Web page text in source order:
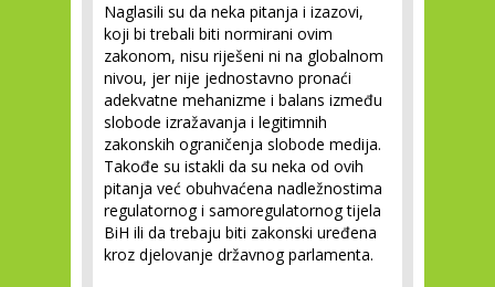
Naglasili su da neka pitanja i izazovi,
koji bi trebali biti normirani ovim
zakonom, nisu riješeni ni na globalnom
nivou, jer nije jednostavno pronaći
adekvatne mehanizme i balans između
slobode izražavanja i legitimnih
zakonskih ograničenja slobode medija.
Takođe su istakli da su neka od ovih
pitanja već obuhvaćena nadležnostima
regulatornog i samoregulatornog tijela
BiH ili da trebaju biti zakonski uređena
kroz djelovanje državnog parlamenta.